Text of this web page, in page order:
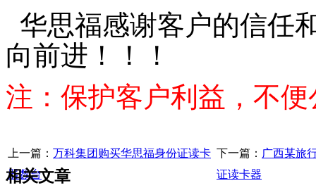
华思福感谢客户的信任
向前进！！！
注：保护客户利益，不
上一篇： 万科集团购买华思福身份证读卡
器数台
下一篇： 广西某旅
证读卡器
相关文章